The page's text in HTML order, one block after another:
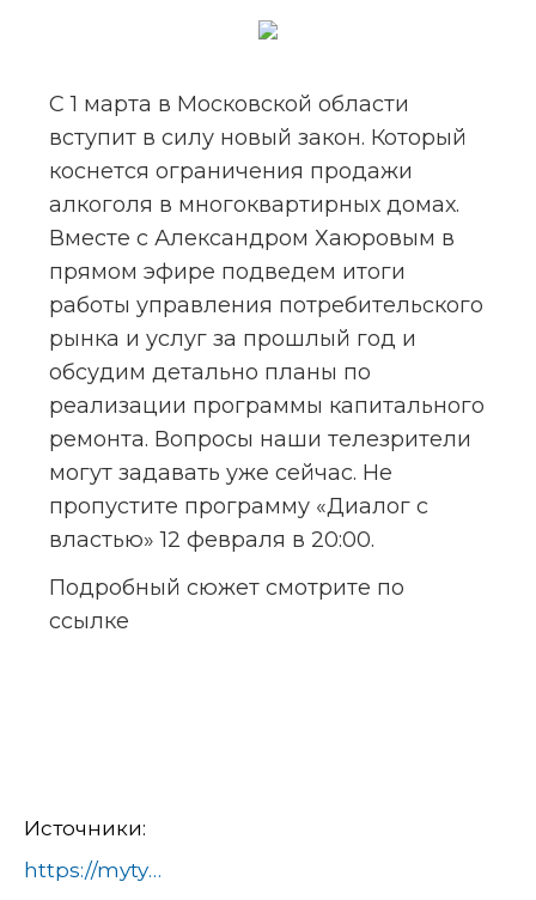
С 1 марта в Московской области
вступит в силу новый закон. Который
коснется ограничения продажи
алкоголя в многоквартирных домах.
Вместе с Александром Хаюровым в
прямом эфире подведем итоги
работы управления потребительского
рынка и услуг за прошлый год и
обсудим детально планы по
реализации программы капитального
ремонта. Вопросы наши телезрители
могут задавать уже сейчас. Не
пропустите программу «Диалог с
властью» 12 февраля в 20:00.
Подробный сюжет смотрите по
ссылке
Источники:
https://mytyshi.ru/article/dialog-s-vlastyu-v-studii-pervogo-mytischinskogo-zamestitel-glavy-gorodskogo-okruga-mytischi-aleksandr-hayurov-737215